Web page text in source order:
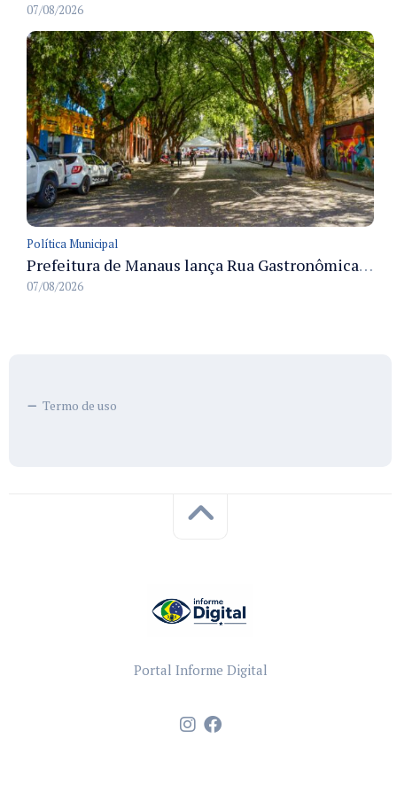
07/08/2026
Política Municipal
Prefeitura de Manaus lança Rua Gastronômica preservando as 17 árvores da Ferreira Pena no Centro
07/08/2026
Termo de uso
Portal Informe Digital